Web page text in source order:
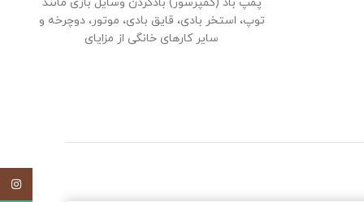
توپ، استخر بادی، قایق بادی، موتور، دوچرخه و
سایر کارهای خانگی از مزایای